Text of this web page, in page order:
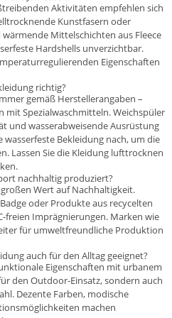
Aktivitäten empfehlen sich
Kunstfasern oder
Mittelschichten aus Fleece
Hardshells unverzichtbar.
Eigenschaften
richtig?
gemäß Herstellerangaben –
mit Spezialwaschmitteln. Weichspüler
und wasserabweisende Ausrüstung
Bekleidung nach, um die
Lassen Sie die Kleidung lufttrocknen
nachhaltig produziert?
Wert auf Nachhaltigkeit.
oder Produkte aus recycelten
freien Imprägnierungen. Marken wie
für umweltfreundliche Produktion
auch für den Alltag geeignet?
Eigenschaften mit urbanem
den Outdoor-Einsatz, sondern auch
Dezente Farben, modische
machen